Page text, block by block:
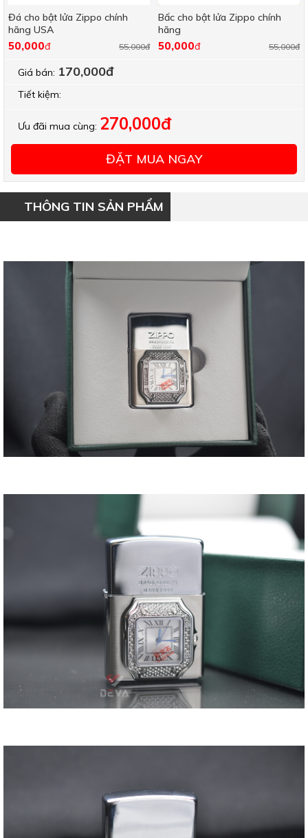
Đá cho bật lửa Zippo chính
hãng USA
55,000đ
50,000đ
Bấc cho bật lửa Zippo chính
hãng
55,000đ
50,000đ
Giá bán: 170,000đ
Tiết kiệm:
Ưu đãi mua cùng: 270,000đ
ĐẶT MUA NGAY
THÔNG TIN SẢN PHẨM